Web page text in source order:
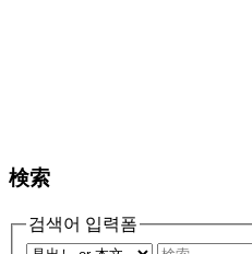
検索
검색어 입력폼